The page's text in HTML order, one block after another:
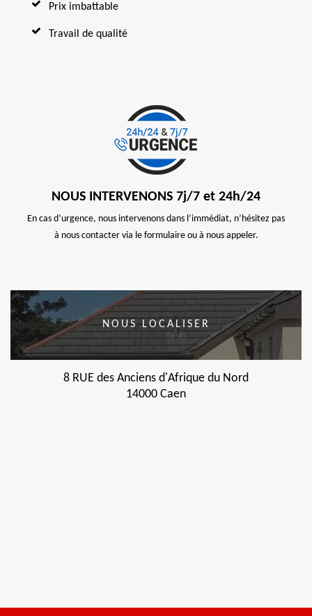
Prix imbattable
Travail de qualité
NOUS INTERVENONS 7j/7 et 24h/24
En cas d’urgence, nous intervenons dans l’immédiat, n’hésitez pas
à nous contacter via le formulaire ou à nous appeler.
NOUS LOCALISER
8 RUE des Anciens d'Afrique du Nord
14000 Caen